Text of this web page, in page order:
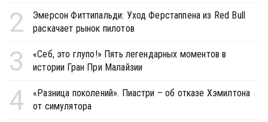
2
Эмерсон Фиттипальди: Уход Ферстаппена из Red Bull
раскачает рынок пилотов
3
«Себ, это глупо!» Пять легендарных моментов в
истории Гран При Малайзии
4
«Разница поколений». Пиастри – об отказе Хэмилтона
от симулятора